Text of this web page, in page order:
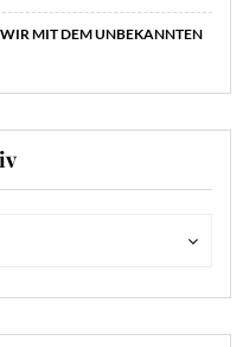
MIT DEM UNBEKANNTEN